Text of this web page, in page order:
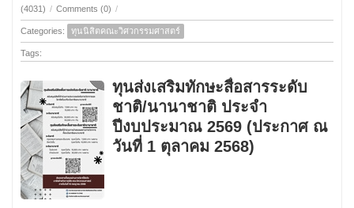
(4031) / Comments (0) /
Categories: ทุนนิสิตคณะวิศวกรรมศาสตร์
Tags:
ทุนส่งเสริมทักษะสื่อสารระดับ
ชาติ/นานาชาติ ประจำ
ปีงบประมาณ 2569 (ประกาศ ณ
วันที่ 1 ตุลาคม 2568)